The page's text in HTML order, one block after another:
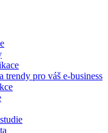
trendy pro váš e-business